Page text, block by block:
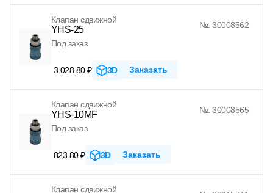
Клапан сдвижной
YHS-25
№: 30008562
Под заказ
3 028.80 ₽ 3D Заказать
Клапан сдвижной
YHS-10MF
№: 30008565
Под заказ
823.80 ₽ 3D Заказать
Клапан сдвижной